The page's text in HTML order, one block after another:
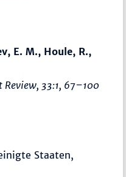
E. M., Houle, R.,
Review, 33:1, 67–100
Staaten,